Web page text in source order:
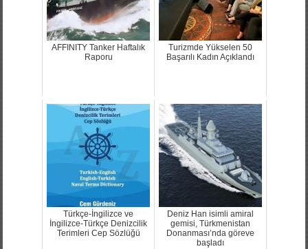
AFFINITY Tanker Haftalık
Raporu
Turizmde Yükselen 50
Başarılı Kadın Açıklandı
Türkçe-İngilizce ve
İngilizce-Türkçe Denizcilik
Terimleri Cep Sözlüğü
Deniz Han isimli amiral
gemisi, Türkmenistan
Donanması’nda göreve
başladı